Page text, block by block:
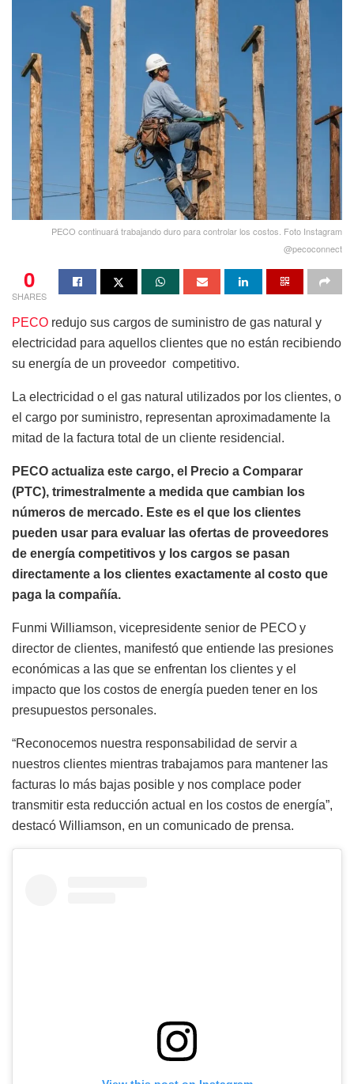
PECO continuará trabajando duro para controlar los costos. Foto Instagram
@pecoconnect
0
SHARES
PECO redujo sus cargos de suministro de gas natural y
electricidad para aquellos clientes que no están recibiendo
su energía de un proveedor competitivo.
La electricidad o el gas natural utilizados por los clientes, o
el cargo por suministro, representan aproximadamente la
mitad de la factura total de un cliente residencial.
PECO actualiza este cargo, el Precio a Comparar
(PTC), trimestralmente a medida que cambian los
números de mercado. Este es el que los clientes
pueden usar para evaluar las ofertas de proveedores
de energía competitivos y los cargos se pasan
directamente a los clientes exactamente al costo que
paga la compañía.
Funmi Williamson, vicepresidente senior de PECO y
director de clientes, manifestó que entiende las presiones
económicas a las que se enfrentan los clientes y el
impacto que los costos de energía pueden tener en los
presupuestos personales.
“Reconocemos nuestra responsabilidad de servir a
nuestros clientes mientras trabajamos para mantener las
facturas lo más bajas posible y nos complace poder
transmitir esta reducción actual en los costos de energía”,
destacó Williamson, en un comunicado de prensa.